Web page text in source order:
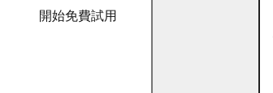
開始免費試用